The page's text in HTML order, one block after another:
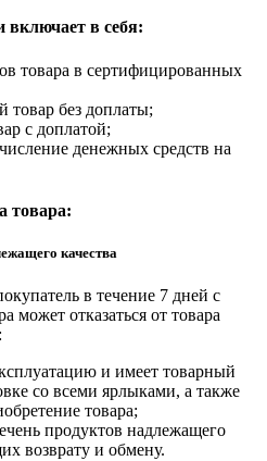
включает в себя:
товара в сертифицированных
товар без доплаты;
с доплатой;
денежных средств на
товара:
качества
в течение 7 дней с
может отказаться от товара
и имеет товарный
со всеми ярлыками, а также
товара;
продуктов надлежащего
возврату и обмену.